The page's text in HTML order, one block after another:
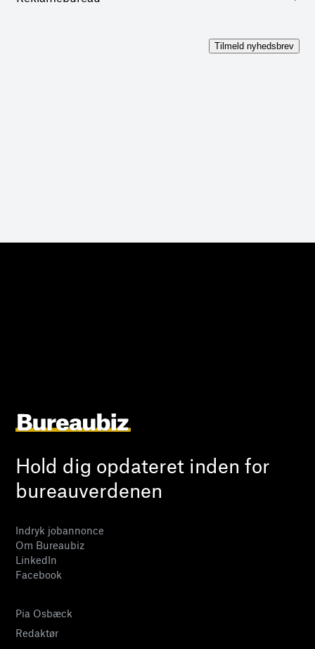
Tilmeld nyhedsbrev
Hold dig opdateret inden for
bureauverdenen
Indryk jobannonce
Om Bureaubiz
LinkedIn
Facebook
Pia Osbæck
Redaktør